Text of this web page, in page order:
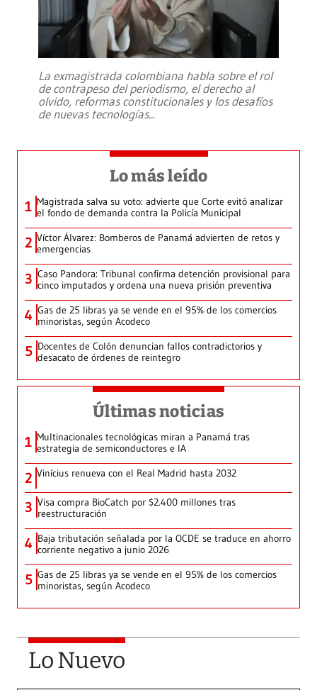
La exmagistrada colombiana habla sobre el rol
de contrapeso del periodismo, el derecho al
olvido, reformas constitucionales y los desafíos
de nuevas tecnologías...
Lo más leído
1 Magistrada salva su voto: advierte que Corte evitó analizar
el fondo de demanda contra la Policía Municipal
2 Víctor Álvarez: Bomberos de Panamá advierten de retos y
emergencias
3 Caso Pandora: Tribunal confirma detención provisional para
cinco imputados y ordena una nueva prisión preventiva
4 Gas de 25 libras ya se vende en el 95% de los comercios
minoristas, según Acodeco
5 Docentes de Colón denuncian fallos contradictorios y
desacato de órdenes de reintegro
Últimas noticias
1 Multinacionales tecnológicas miran a Panamá tras
estrategia de semiconductores e IA
2 Vinícius renueva con el Real Madrid hasta 2032
3 Visa compra BioCatch por $2.400 millones tras
reestructuración
4 Baja tributación señalada por la OCDE se traduce en ahorro
corriente negativo a junio 2026
5 Gas de 25 libras ya se vende en el 95% de los comercios
minoristas, según Acodeco
Lo Nuevo